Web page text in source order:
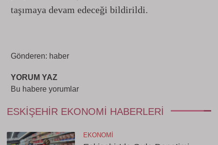
taşımaya devam edeceği bildirildi.
Gönderen: haber
YORUM YAZ
Bu habere yorumlar
ESKIŞEHIR EKONOMI HABERLERI
EKONOMI